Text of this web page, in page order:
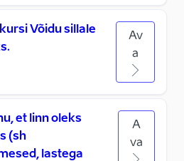
Võidu sillale
Av
a
et linn oleks
(sh
lastega
A
va